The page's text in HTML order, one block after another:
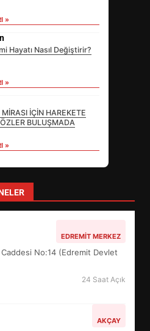
»
Hayatı Nasıl Değiştirir?
»
İÇİN HAREKETE
BULUŞMADA
»
EDREMIT MERKEZ
No:14 (Edremit Devlet
24 Saat Açık
AKÇAY
NE
MÜZELERİNDE SÜRE
NE DEĞİŞTİ?
KAYITLARI NEYİ